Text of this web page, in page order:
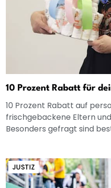
10 Prozent Rabatt für
10 Prozent Rabatt auf
frischgebackene Eltern
Besonders gefragt sind
JUSTIZ